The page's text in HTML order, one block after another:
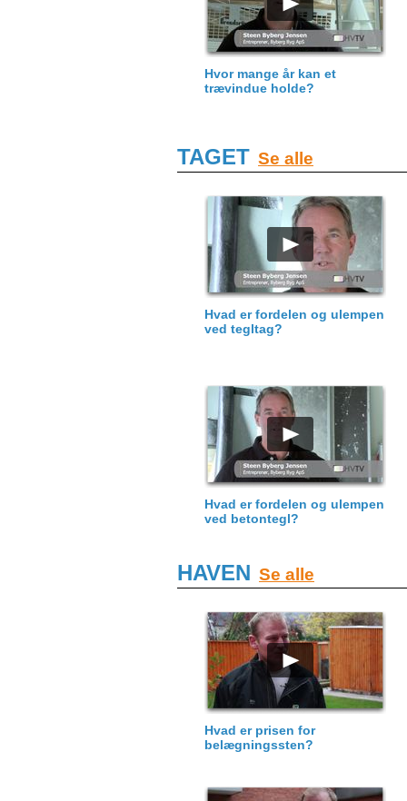
Hvor mange år kan et
trævindue holde?
TAGET Se alle
Hvad er fordelen og ulempen
ved tegltag?
Hvad er fordelen og ulempen
ved betontegl?
HAVEN Se alle
Hvad er prisen for
belægningssten?